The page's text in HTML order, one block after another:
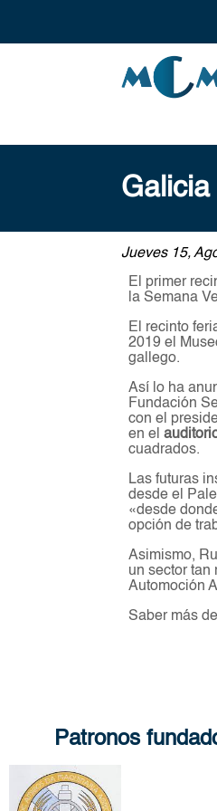
Jueves 15,
El primer
la Semana
El recinto
2019 el
gallego.
Así lo ha
Fundación
con el
en el
cuadrados.
Las futuras
desde el
«desde
opción de
Asimismo,
un sector tan
Automoción
Saber más
Patronos